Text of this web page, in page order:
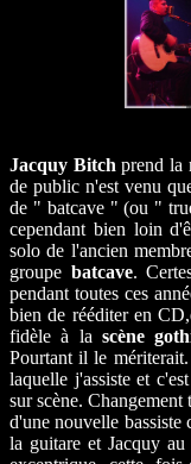
Jacquy Bitchprend la
de public n'est venu
de " batcave " (ou "
cependant bien loin
solo de l'ancien
groupe batcave.
pendant toutes ces
bien de rééditer en
fidèle à la scène
Pourtant il le
laquelle j'assiste et
sur scène.
d'une nouvelle bassiste
la guitare et Jacquy